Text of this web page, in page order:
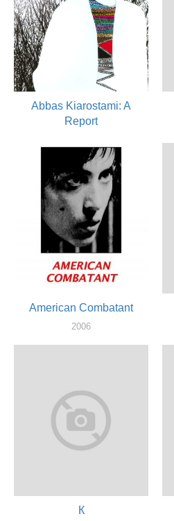
Abbas Kiarostami: A
Report
монтажер
American Combatant
2006
К